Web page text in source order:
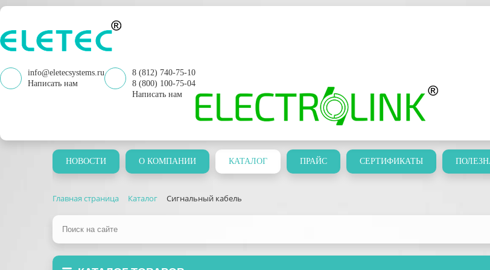
info@eletecsystems.ru
Написать нам
8 (812) 740-75-10
8 (800) 100-75-04
Написать нам
НОВОСТИ О КОМПАНИИ КАТАЛОГ ПРАЙС СЕРТИФИКАТЫ
Главная страница Каталог Сигнальный кабель